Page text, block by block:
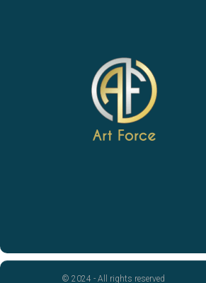
© 2024 - All rights reserved